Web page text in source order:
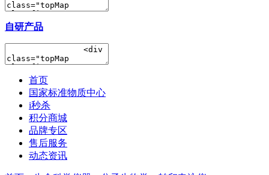
自研产品
首页
国家标准物质中心
i秒杀
积分商城
品牌专区
售后服务
动态资讯